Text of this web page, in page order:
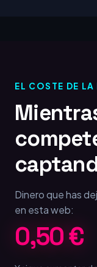
EL COSTE DE
Dinero que has
en esta web:
1,00 €